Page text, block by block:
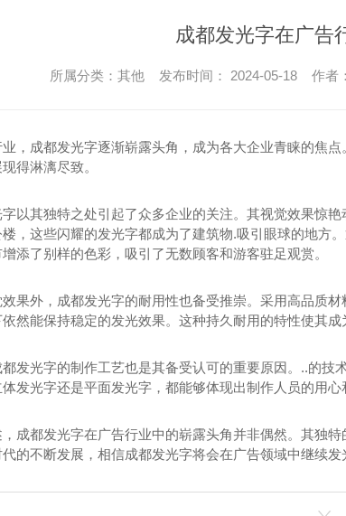
成都发光字在广告
所属分类：其他 发布时间： 2024-05-18 作者
，成都发光字逐渐崭露头角，成为各大企业青睐的焦
得淋漓尽致。
字以其独特之处引起了众多企业的关注。其视觉效果惊
，这些闪耀的发光字都成为了建筑物.吸引眼球的地方
添了别样的色彩，吸引了无数顾客和游客驻足观赏。
效果外，成都发光字的耐用性也备受推崇。采用高品质
然能保持稳定的发光效果。这种持久耐用的特性使其
发光字的制作工艺也是其备受认可的重要原因。..的
发光字还是平面发光字，都能够体现出制作人员的用心
成都发光字在广告行业中的崭露头角并非偶然。其独
的不断发展，相信成都发光字将会在广告领域中继续发